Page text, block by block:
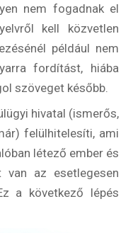
nem fogadnak el
kell közvetlen
például nem
fordítást, hiába
szöveget később.
hivatal (ismerős,
felülhitelesíti, ami
létező ember és
van az esetlegesen
a következő lépés